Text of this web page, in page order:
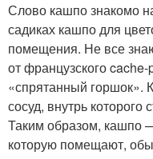
Слово кашпо знакомо
садиках кашпо для
помещения. Не все
от французского cache-
«спрятанный горшок».
сосуд, внутрь которого
Таким образом, кашпо
которую помещают,